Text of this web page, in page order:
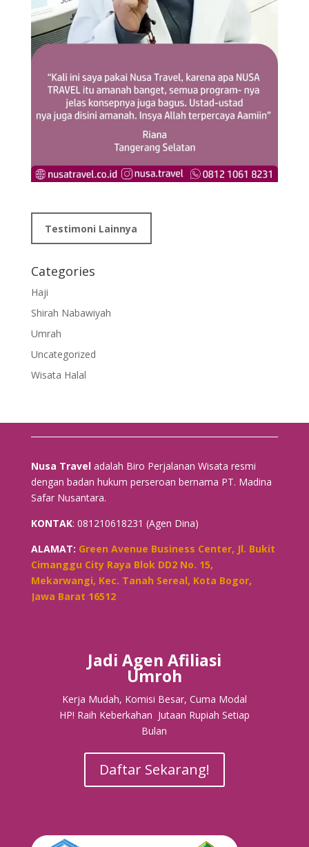
Testimoni Lainnya
Categories
Haji
Shirah Nabawiyah
Umrah
Uncategorized
Wisata Halal
Nusa Traveladalah Biro Perjalanan Wisata resmi
dengan badan hukum perseroan bernama PT. Madina
Safar Nusantara.
KONTAK: 081210618231 (Agen Dina)
ALAMAT: Green Avenue Business Center, Jl. Bukit
Cimanggu City Raya Blok DD2 No. 15,
Mekarwangi, Kec. Tanah Sereal, Kota Bogor,
Jawa Barat 16512
Jadi Agen Afiliasi
Umroh
Kerja Mudah, Komisi Besar, Cuma Modal
HP! Raih Keberkahan Jutaan Rupiah Setiap
Bulan
Daftar Sekarang!